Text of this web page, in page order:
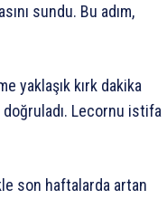
sundu. Bu adım,
yaklaşık kırk dakika
doğruladı. Lecornu istifa
son haftalarda artan